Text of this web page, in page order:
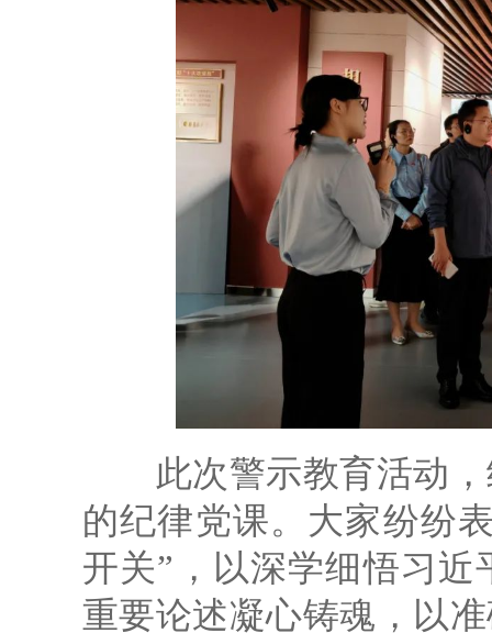
此次警示教育活动，
的纪律党课。大家纷纷
开关”，以深学细悟习
重要论述凝心铸魂，以